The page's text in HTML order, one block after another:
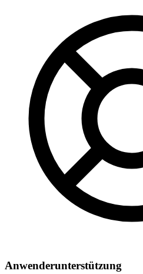
Anwenderunterstützung